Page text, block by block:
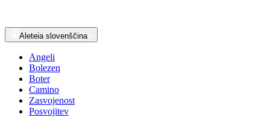
Aleteia slovenščina
Angeli
Bolezen
Boter
Camino
Zasvojenost
Posvojitev